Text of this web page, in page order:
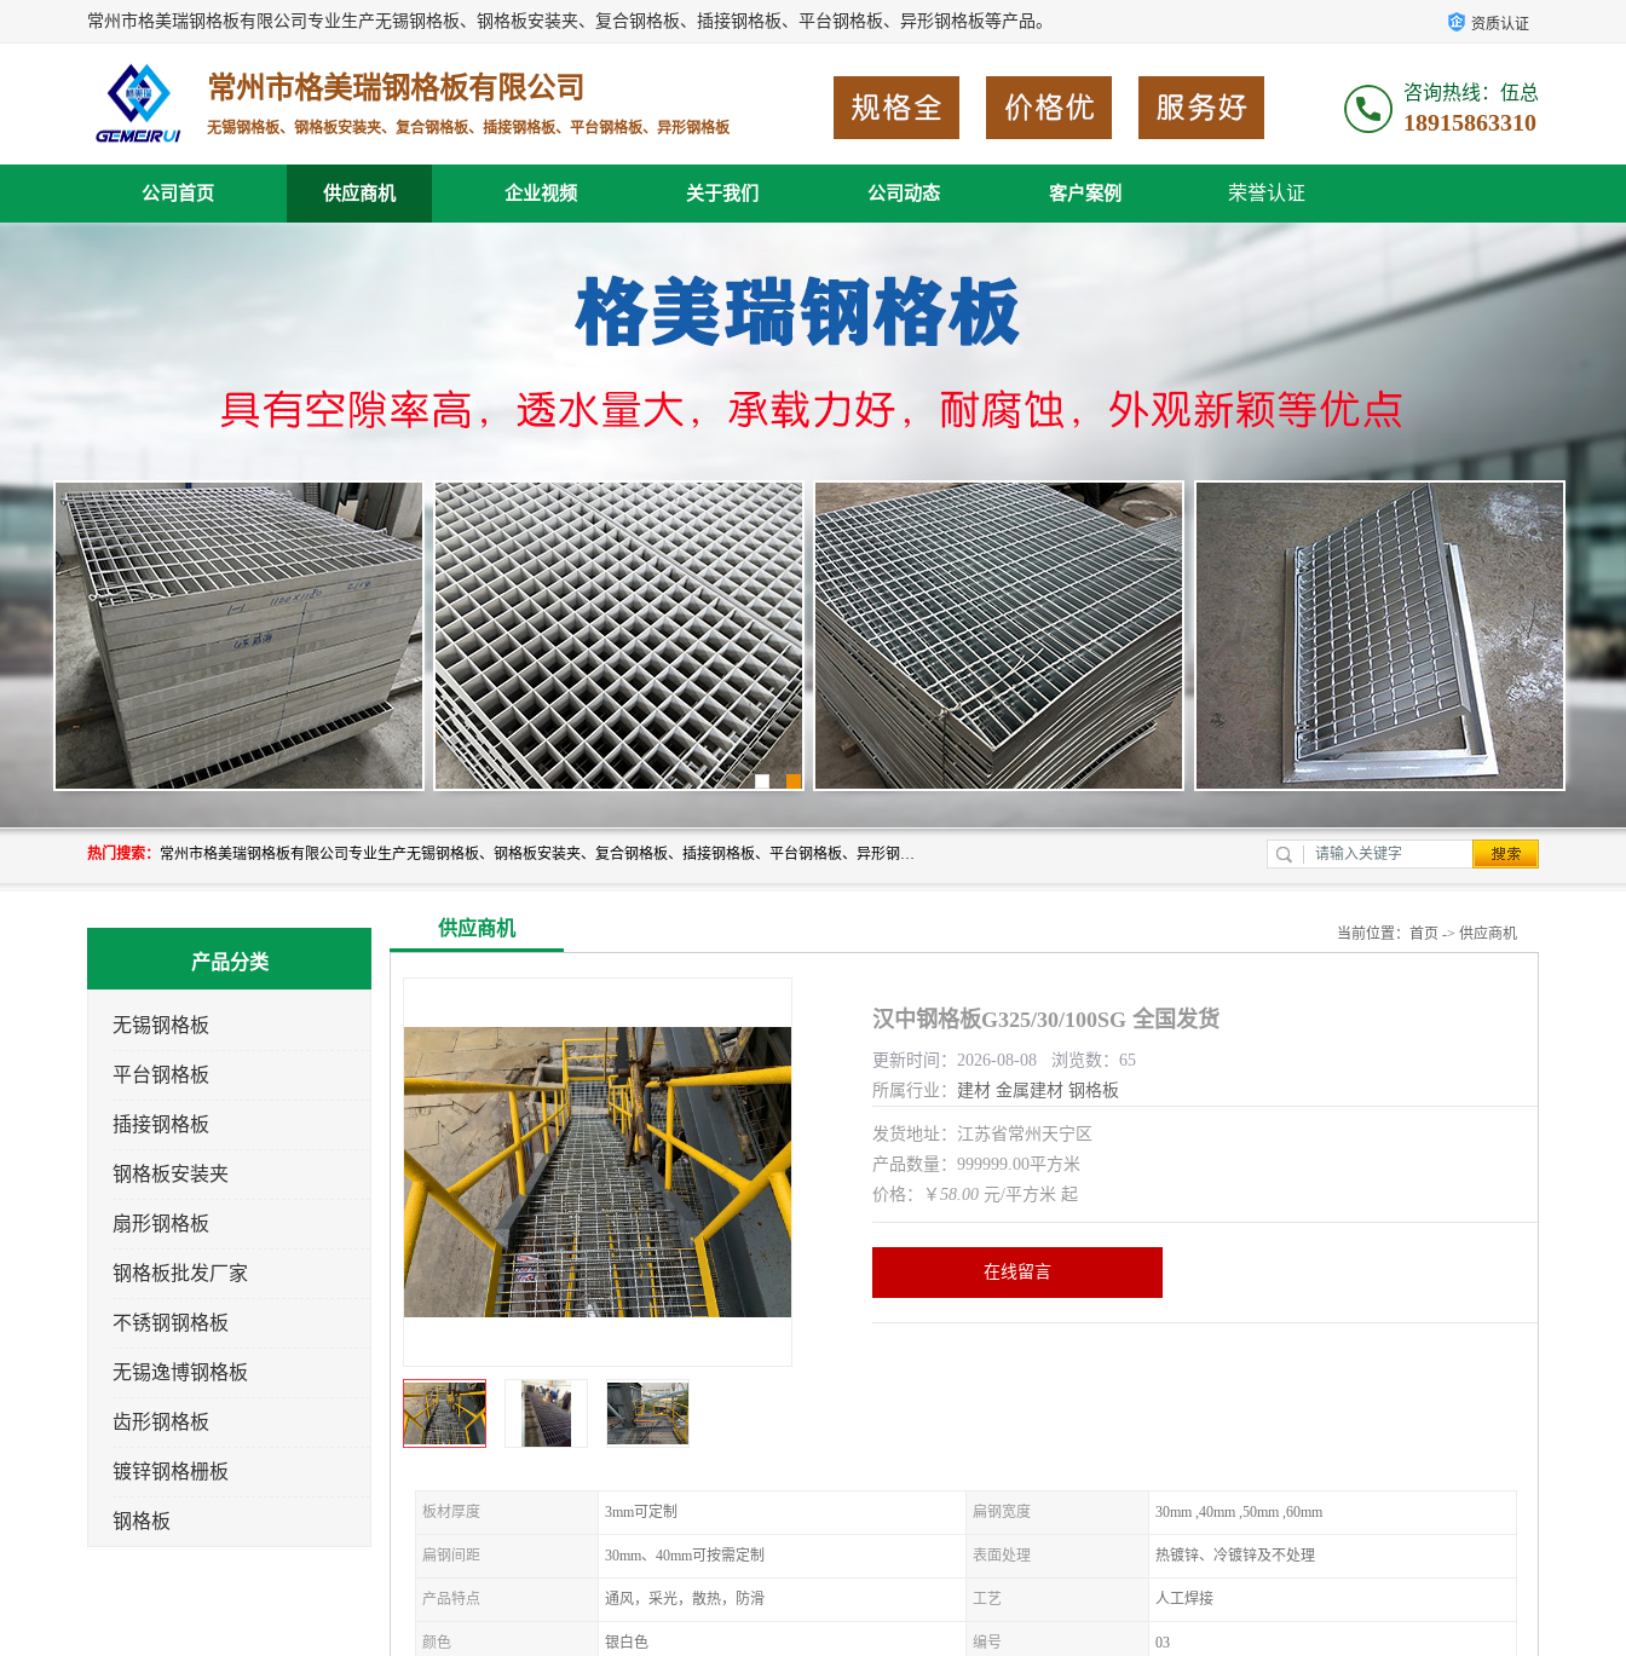
常州市格美瑞钢格板有限公司专业生产无锡钢格板、钢格板安装夹、复合钢格板、插接钢格板、平台钢格板、异形钢格板等产品。 资质认证
常州市格美瑞钢格板有限公司
无锡钢格板、钢格板安装夹、复合钢格板、插接钢格板、平台钢格板、异形钢格板
咨询热线：伍总
18915863310
公司首页 供应商机 企业视频 关于我们 公司动态 客户案例 荣誉认证
热门搜索： 常州市格美瑞钢格板有限公司专业生产无锡钢格板、钢格板安装夹、复合钢格板、插接钢格板、平台钢格板、异形钢格板等产品。
产品分类
无锡钢格板
平台钢格板
插接钢格板
钢格板安装夹
扇形钢格板
钢格板批发厂家
不锈钢钢格板
无锡逸博钢格板
齿形钢格板
镀锌钢格栅板
钢格板
供应商机 当前位置： 首页 -> 供应商机
汉中钢格板G325/30/100SG 全国发货
更新时间：2026-08-08 浏览数：65
所属行业： 建材 金属建材 钢格板
发货地址：江苏省常州天宁区
产品数量：999999.00平方米
价格：￥ 58.00 元/平方米 起
在线留言
板材厚度 3mm可定制 扁钢宽度 30mm ,40mm ,50mm ,60mm
扁钢间距 30mm、40mm可按需定制 表面处理 热镀锌、冷镀锌及不处理
产品特点 通风，采光，散热，防滑 工艺 人工焊接
颜色 银白色 编号 03